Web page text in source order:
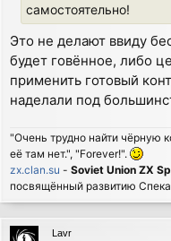
самостоятельно!
Это не делают ввиду
будет говённое, либо
применить готовый
наделали под
"Очень трудно найти чёрную
её там нет.", "Forever!".
zx.clan.su - Soviet Union ZX
посвящённый развитию
Lavr